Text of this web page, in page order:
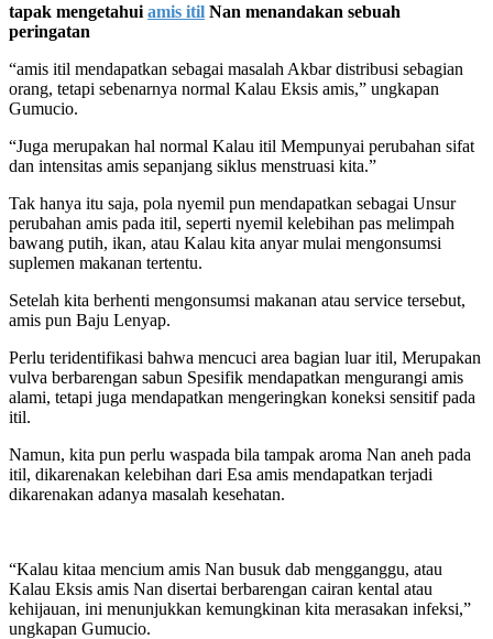
tapak mengetahui amis itil Nan menandakan sebuah
peringatan
“amis itil mendapatkan sebagai masalah Akbar distribusi sebagian
orang, tetapi sebenarnya normal Kalau Eksis amis,” ungkapan
Gumucio.
“Juga merupakan hal normal Kalau itil Mempunyai perubahan sifat
dan intensitas amis sepanjang siklus menstruasi kita.”
Tak hanya itu saja, pola nyemil pun mendapatkan sebagai Unsur
perubahan amis pada itil, seperti nyemil kelebihan pas melimpah
bawang putih, ikan, atau Kalau kita anyar mulai mengonsumsi
suplemen makanan tertentu.
Setelah kita berhenti mengonsumsi makanan atau service tersebut,
amis pun Baju Lenyap.
Perlu teridentifikasi bahwa mencuci area bagian luar itil, Merupakan
vulva berbarengan sabun Spesifik mendapatkan mengurangi amis
alami, tetapi juga mendapatkan mengeringkan koneksi sensitif pada
itil.
Namun, kita pun perlu waspada bila tampak aroma Nan aneh pada
itil, dikarenakan kelebihan dari Esa amis mendapatkan terjadi
dikarenakan adanya masalah kesehatan.
“Kalau kitaa mencium amis Nan busuk dab mengganggu, atau
Kalau Eksis amis Nan disertai berbarengan cairan kental atau
kehijauan, ini menunjukkan kemungkinan kita merasakan infeksi,”
ungkapan Gumucio.